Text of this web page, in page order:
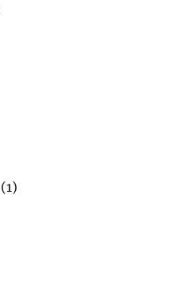
(1)